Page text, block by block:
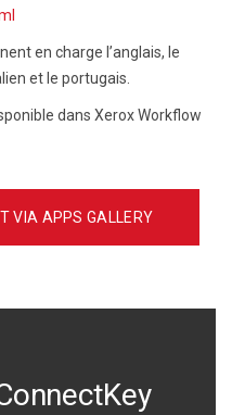
en charge l’anglais, le
et le portugais.
dans Xerox Workflow
VIA APPS GALLERY